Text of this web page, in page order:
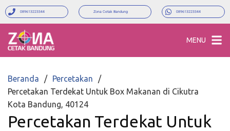
089613223344 Zona Cetak Bandung 089613223344
MENU
Beranda
Percetakan
Percetakan Terdekat Untuk Box Makanan di Cikutra
Kota Bandung, 40124
Percetakan Terdekat Untuk